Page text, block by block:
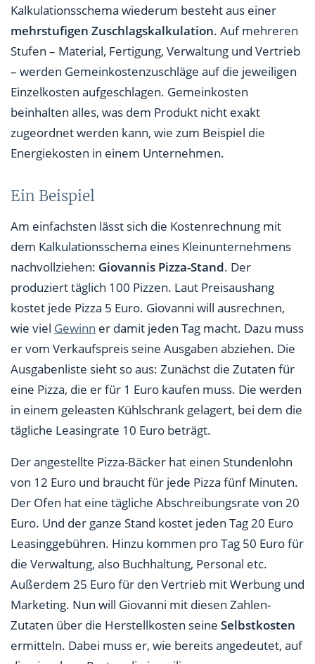
Kalkulationsschema wiederum besteht aus einer
mehrstufigen Zuschlagskalkulation. Auf mehreren
Stufen – Material, Fertigung, Verwaltung und Vertrieb
– werden Gemeinkostenzuschläge auf die jeweiligen
Einzelkosten aufgeschlagen. Gemeinkosten
beinhalten alles, was dem Produkt nicht exakt
zugeordnet werden kann, wie zum Beispiel die
Energiekosten in einem Unternehmen.
Ein Beispiel
Am einfachsten lässt sich die Kostenrechnung mit
dem Kalkulationsschema eines Kleinunternehmens
nachvollziehen: Giovannis Pizza-Stand. Der
produziert täglich 100 Pizzen. Laut Preisaushang
kostet jede Pizza 5 Euro. Giovanni will ausrechnen,
wie viel Gewinn er damit jeden Tag macht. Dazu muss
er vom Verkaufspreis seine Ausgaben abziehen. Die
Ausgabenliste sieht so aus: Zunächst die Zutaten für
eine Pizza, die er für 1 Euro kaufen muss. Die werden
in einem geleasten Kühlschrank gelagert, bei dem die
tägliche Leasingrate 10 Euro beträgt.
Der angestellte Pizza-Bäcker hat einen Stundenlohn
von 12 Euro und braucht für jede Pizza fünf Minuten.
Der Ofen hat eine tägliche Abschreibungsrate von 20
Euro. Und der ganze Stand kostet jeden Tag 20 Euro
Leasinggebühren. Hinzu kommen pro Tag 50 Euro für
die Verwaltung, also Buchhaltung, Personal etc.
Außerdem 25 Euro für den Vertrieb mit Werbung und
Marketing. Nun will Giovanni mit diesen Zahlen-
Zutaten über die Herstellkosten seine Selbstkosten
ermitteln. Dabei muss er, wie bereits angedeutet, auf